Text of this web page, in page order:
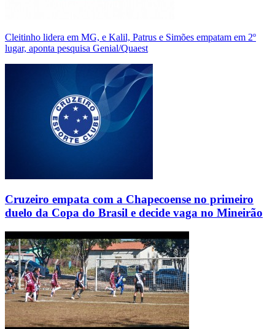
Cleitinho lidera em MG, e Kalil, Patrus e Simões empatam em 2º
lugar, aponta pesquisa Genial/Quaest
Cruzeiro empata com a Chapecoense no primeiro
duelo da Copa do Brasil e decide vaga no Mineirão